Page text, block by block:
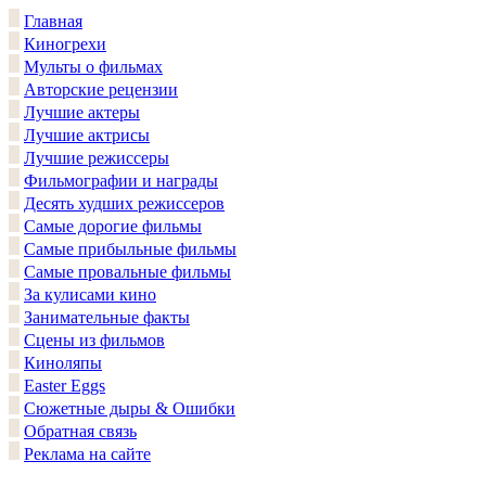
Главная
Киногрехи
Мульты о фильмах
Авторские рецензии
Лучшие актеры
Лучшие актрисы
Лучшие режиссеры
Фильмографии и награды
Десять худших режиссеров
Самые дорогие фильмы
Самые прибыльные фильмы
Самые провальные фильмы
За кулисами кино
Занимательные факты
Сцены из фильмов
Киноляпы
Easter Eggs
Сюжетные дыры & Ошибки
Обратная связь
Реклама на сайте